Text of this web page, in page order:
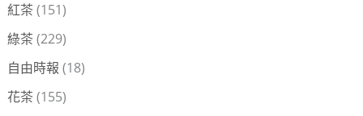
紅茶 (151)
綠茶 (229)
自由時報 (18)
花茶 (155)